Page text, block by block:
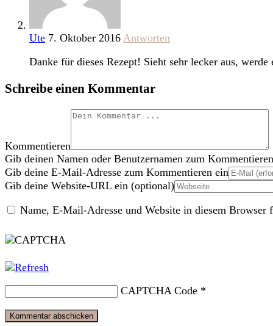
Ute 7. Oktober 2016 Antworten
Danke für dieses Rezept! Sieht sehr lecker aus,
Schreibe einen Kommentar
Kommentieren
Gib deinen Namen oder Benutzernamen zum
Gib deine E-Mail-Adresse zum Kommentieren ein
Gib deine Website-URL ein (optional)
Name, E-Mail-Adresse und Website in diesem Browser
CAPTCHA Code *